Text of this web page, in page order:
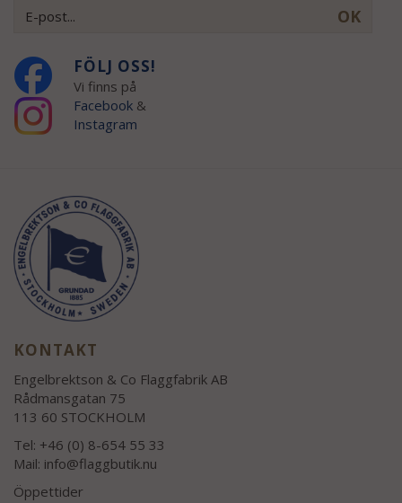
OK
FÖLJ OSS!
Vi finns på
Facebook&
Instagram
KONTAKT
Engelbrektson & Co Flaggfabrik AB
Rådmansgatan 75
113 60 STOCKHOLM
Tel: +46 (0) 8-654 55 33
Mail: info@flaggbutik.nu
Öppettider